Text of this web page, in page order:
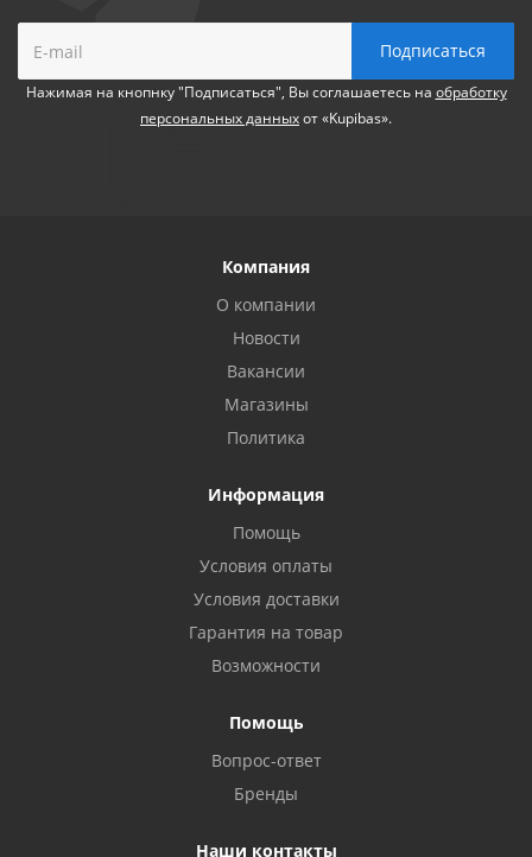
Нажимая на кнопнку "Подписаться", Вы соглашаетесь на обработку
персональных данныхот «Kupibas».
Компания
О компании
Новости
Вакансии
Магазины
Политика
Информация
Помощь
Условия оплаты
Условия доставки
Гарантия на товар
Возможности
Помощь
Вопрос-ответ
Бренды
Наши контакты